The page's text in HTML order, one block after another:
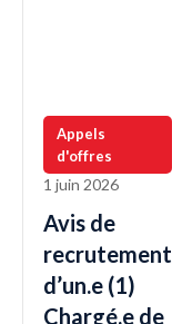
Appels
d'offres
1 juin 2026
Avis de
recrutement
d’un.e (1)
Chargé.e de